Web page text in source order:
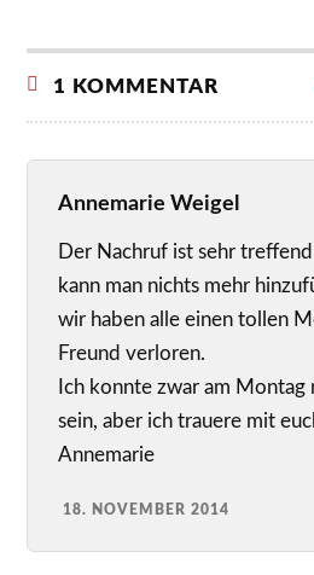
1 KOMMENTAR
Annemarie Weigel
Der Nachruf ist sehr
kann man nichts mehr
wir haben alle einen tollen
Freund verloren.
Ich konnte zwar am Montag
sein, aber ich trauere mit
Annemarie
18. NOVEMBER 2014